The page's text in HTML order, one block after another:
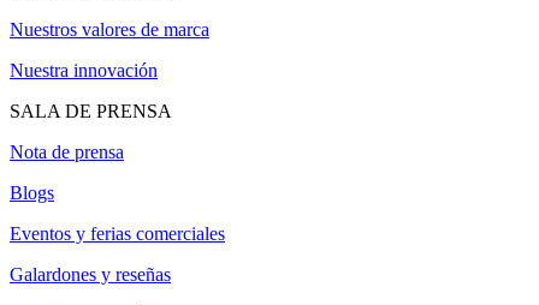
Nuestros valores de marca
Nuestra innovación
SALA DE PRENSA
Nota de prensa
Blogs
Eventos y ferias comerciales
Galardones y reseñas